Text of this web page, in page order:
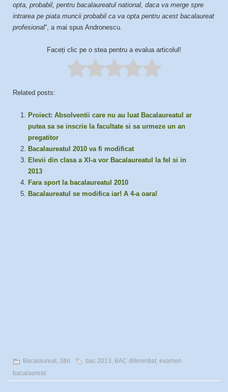
opta, probabil, pentru bacalaureatul national, daca va merge spre
intrarea pe piata muncii probabil ca va opta pentru acest bacalaureat
profesional“, a mai spus Andronescu.
Faceți clic pe o stea pentru a evalua articolul!
Related posts:
Proiect: Absolventii care nu au luat Bacalaureatul ar
putea sa se inscrie la facultate si sa urmeze un an
pregatitor
Bacalaureatul 2010 va fi modificat
Elevii din clasa a XI-a vor Bacalaureatul la fel si in
2013
Fara sport la bacalaureatul 2010
Bacalaureatul se modifica iar! A 4-a oara!
Bacalaureat, Stiri bac 2013, BAC diferentiat, examen
bacalaureat